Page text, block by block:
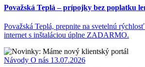
Považská Teplá – prípojky bez poplatku
Považská Teplá, prepnite na svetelnú
internet s inštaláciou úplne ZADARMO.
Návody O nás 13.07.2026